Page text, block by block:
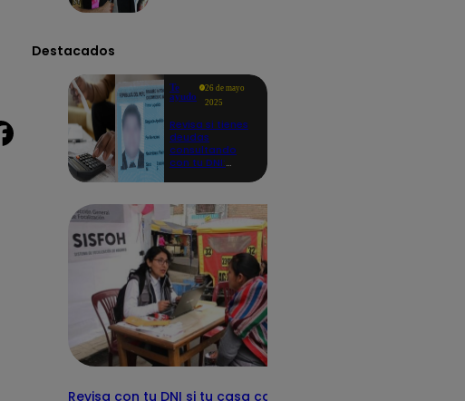
Destacados
Te
ayudo
26 de mayo
2025
Revisa si tienes
deudas
consultando
con tu DNI:
Revisa con tu DNI si tu casa califica